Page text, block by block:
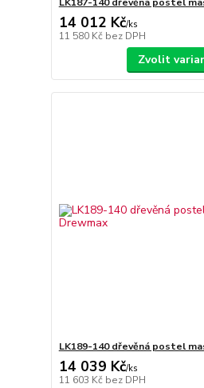
14 012 Kč/ks
11 580 Kč bez DPH
Zvolit
LK189-140 dřevěná postel
14 039 Kč/ks
11 603 Kč bez DPH